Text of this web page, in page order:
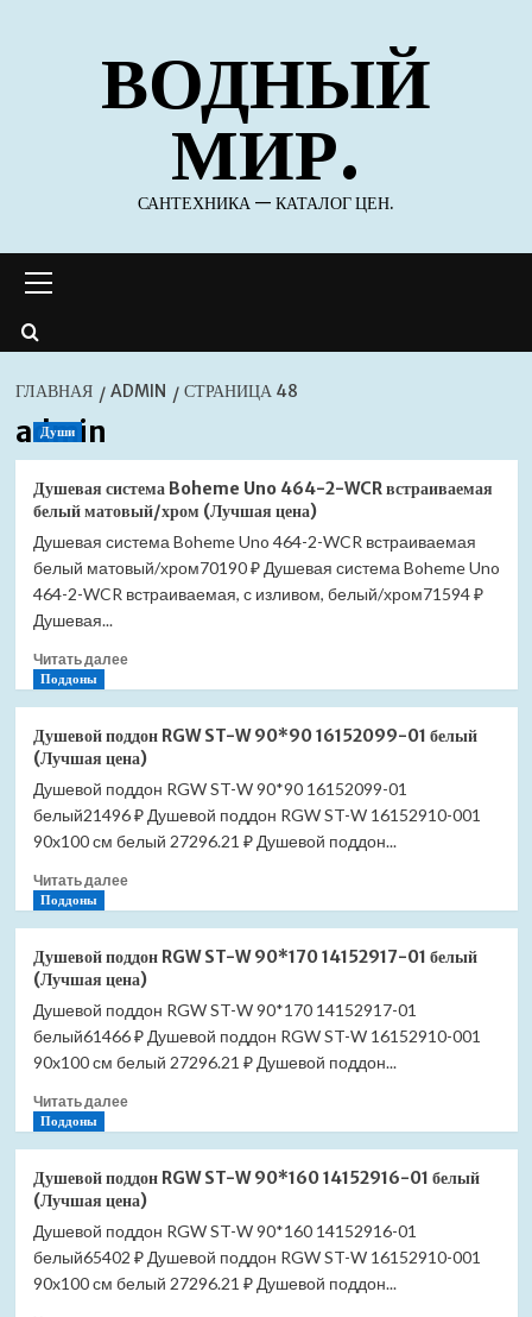
содержимомуВОДНЫЙ
МИР.
САНТЕХНИКА — КАТАЛОГ ЦЕН.
меню
ГЛАВНАЯ ADMIN СТРАНИЦА 48
admin
Души
Душевая система Boheme Uno 464-2-WCR встраиваемая
белый матовый/хром (Лучшая цена)
Душевая система Boheme Uno 464-2-WCR встраиваемая
белый матовый/хром70190 ₽ Душевая система Boheme Uno
464-2-WCR встраиваемая, с изливом, белый/хром71594 ₽
Душевая...
Читать далееПрочитать
система
Boheme
Uno
464-
2-
встраиваемая
матовый/
(Лучшая
Поддоны
Душевой поддон RGW ST-W 90*90 16152099-01 белый
(Лучшая цена)
Душевой поддон RGW ST-W 90*90 16152099-01
белый21496 ₽ Душевой поддон RGW ST-W 16152910-001
90x100 см белый 27296.21 ₽ Душевой поддон...
Читать далееПрочитать
поддон
RGW
ST-
W
90*90
01
(Лучшая
цена)
Поддоны
Душевой поддон RGW ST-W 90*170 14152917-01 белый
(Лучшая цена)
Душевой поддон RGW ST-W 90*170 14152917-01
белый61466 ₽ Душевой поддон RGW ST-W 16152910-001
90x100 см белый 27296.21 ₽ Душевой поддон...
Читать далееПрочитать
поддон
RGW
ST-
W
90*170
Поддоны
Душевой поддон RGW ST-W 90*160 14152916-01 белый
(Лучшая цена)
Душевой поддон RGW ST-W 90*160 14152916-01
белый65402 ₽ Душевой поддон RGW ST-W 16152910-001
90x100 см белый 27296.21 ₽ Душевой поддон...